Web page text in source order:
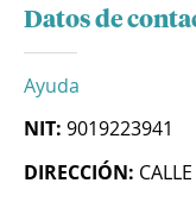
Datos de
Ayuda
NIT: 9019223941
DIRECCIÓN: